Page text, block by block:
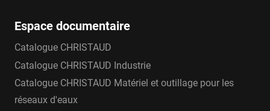
Espace documentaire
Catalogue CHRISTAUD
Catalogue CHRISTAUD Industrie
Catalogue CHRISTAUD Matériel et outillage pour les
réseaux d'eaux